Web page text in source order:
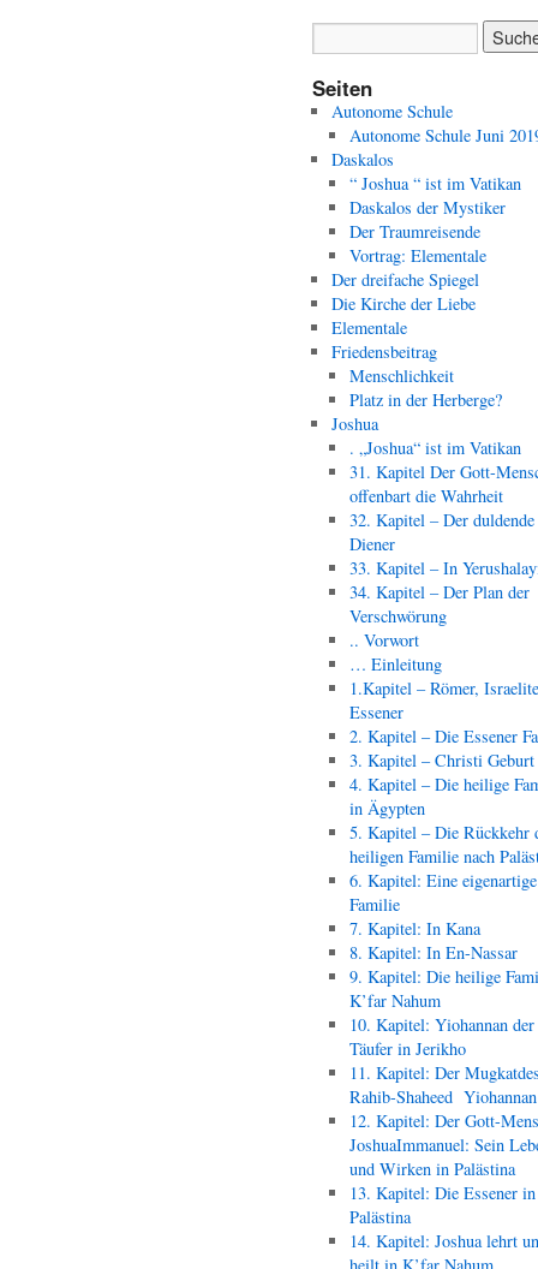
Seiten
Autonome Schule
Autonome Schule Juni
Daskalos
“ Joshua “ ist im Vatikan
Daskalos der Mystiker
Der Traumreisende
Vortrag: Elementale
Der dreifache Spiegel
Die Kirche der Liebe
Elementale
Friedensbeitrag
Menschlichkeit
Platz in der Herberge?
Joshua
. „Joshua“ ist im Vatikan
31. Kapitel Der Gott-
offenbart die Wahrheit
32. Kapitel – Der duldende
Diener
33. Kapitel – In
34. Kapitel – Der Plan der
Verschwörung
.. Vorwort
… Einleitung
1.Kapitel – Römer,
Essener
2. Kapitel – Die Essener
3. Kapitel – Christi Geburt
4. Kapitel – Die heilige
in Ägypten
5. Kapitel – Die Rückkehr
heiligen Familie nach
6. Kapitel: Eine eigenartige
Familie
7. Kapitel: In Kana
8. Kapitel: In En-Nassar
9. Kapitel: Die heilige
K’far Nahum
10. Kapitel: Yiohannan der
Täufer in Jerikho
11. Kapitel: Der
Rahib-Shaheed
12. Kapitel: Der Gott-
JoshuaImmanuel: Sein
und Wirken in Palästina
13. Kapitel: Die Essener in
Palästina
14. Kapitel: Joshua lehrt